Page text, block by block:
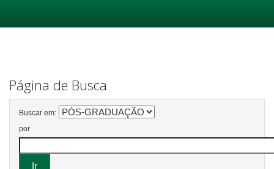
Página de Busca
Buscar em:
por